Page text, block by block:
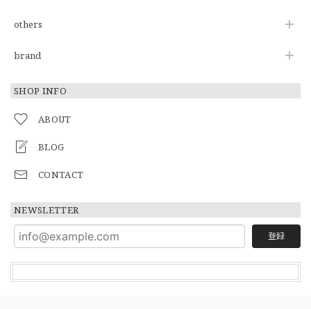
others
brand
SHOP INFO
ABOUT
BLOG
CONTACT
NEWSLETTER
登録